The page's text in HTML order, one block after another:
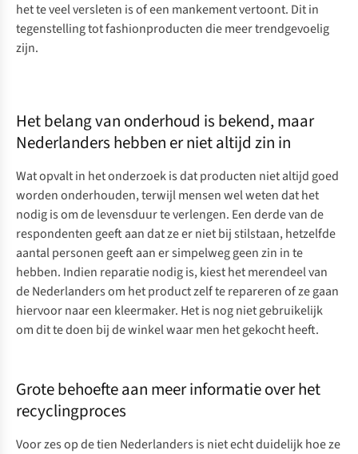
het te veel versleten is of een mankement vertoont. Dit in
tegenstelling tot fashionproducten die meer trendgevoelig
zijn.
Het belang van onderhoud is bekend, maar
Nederlanders hebben er niet altijd zin in
Wat opvalt in het onderzoek is dat producten niet altijd goed
worden onderhouden, terwijl mensen wel weten dat het
nodig is om de levensduur te verlengen. Een derde van de
respondenten geeft aan dat ze er niet bij stilstaan, hetzelfde
aantal personen geeft aan er simpelweg geen zin in te
hebben. Indien reparatie nodig is, kiest het merendeel van
de Nederlanders om het product zelf te repareren of ze gaan
hiervoor naar een kleermaker. Het is nog niet gebruikelijk
om dit te doen bij de winkel waar men het gekocht heeft.
Grote behoefte aan meer informatie over het
recyclingproces
Voor zes op de tien Nederlanders is niet echt duidelijk hoe ze